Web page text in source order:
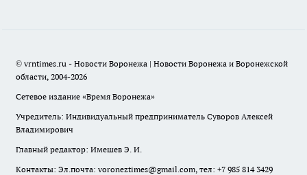
© vrntimes.ru - Новости Воронежа | Новости Воронежа и Воронежской
области, 2004-2026
Сетевое издание «Время Воронежа»
Учредитель: Индивидуальный предприниматель Суворов Алексей
Владимирович
Главный редактор: Имешев Э. И.
Контакты: Эл.почта: voroneztimes@gmail.com, тел: +7 985 814 3429